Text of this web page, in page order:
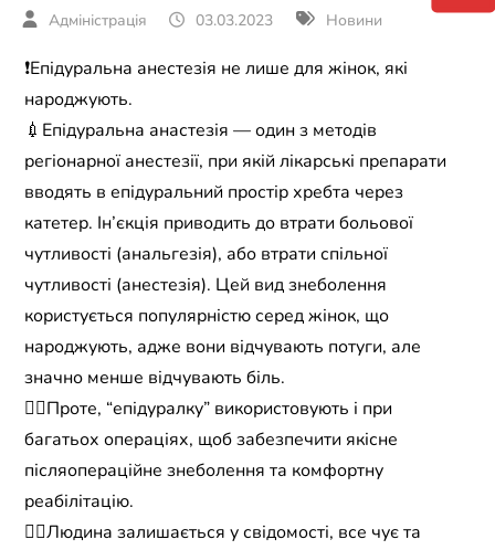
03.03.2023 Новини
❗️Епідуральна анестезія не лише для жінок, які
народжують.
💉Епідуральна анастезія — один з методів
регіонарної анестезії, при якій лікарські препарати
вводять в епідуральний простір хребта через
катетер. Ін’єкція приводить до втрати больової
чутливості (анальгезія), або втрати спільної
чутливості (анестезія). Цей вид знеболення
користується популярністю серед жінок, що
народжують, адже вони відчувають потуги, але
значно менше відчувають біль.
☝🏻Проте, “епідуралку” використовують і при
багатьох операціях, щоб забезпечити якісне
післяопераційне знеболення та комфортну
реабілітацію.
👉🏻Людина залишається у свідомості, все чує та